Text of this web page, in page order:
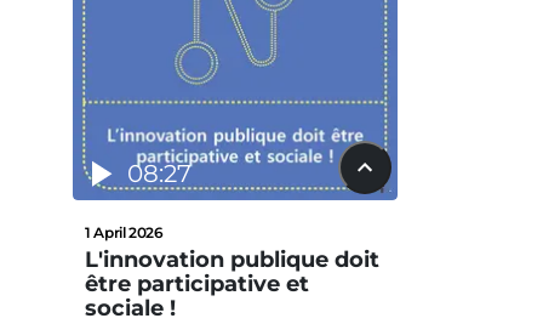
08:27
1 April 2026
L'innovation publique doit
être participative et
sociale !